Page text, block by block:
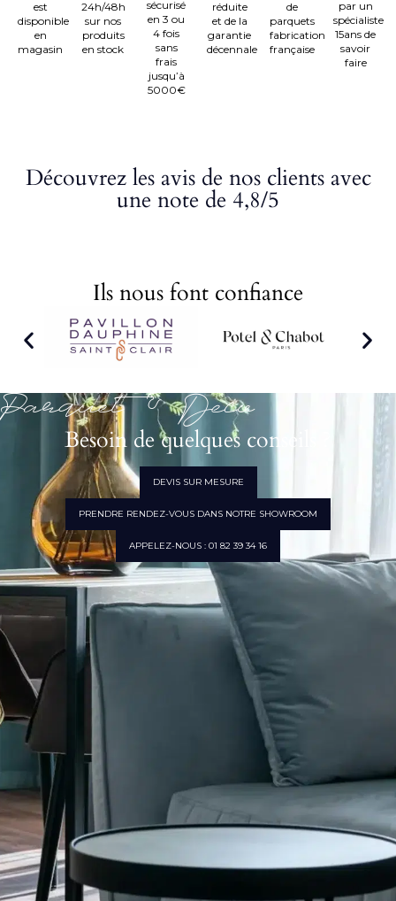
est
disponible
en
magasin
24h/48h
sur nos
produits
en stock
sécurisé
en 3 ou
4 fois
sans
frais
jusqu’à
5000€
réduite
et de la
garantie
décennale
de
parquets
fabrication
française
par un
spécialiste
15ans de
savoir
faire
Découvrez les avis de nos clients avec
une note de 4,8/5
Ils nous font confiance
Parquet & Déco
Besoin de quelques conseils ?
DEVIS SUR MESURE
PRENDRE RENDEZ-VOUS DANS NOTRE SHOWROOM
APPELEZ-NOUS : 01 82 39 34 16